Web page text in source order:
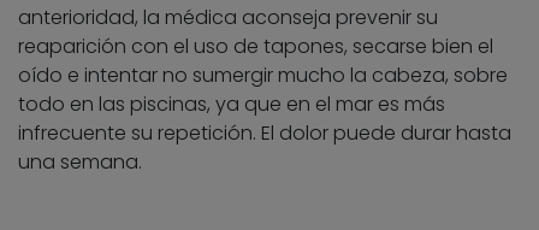
anterioridad, la médica aconseja prevenir su
reaparición con el uso de tapones, secarse bien el
oído e intentar no sumergir mucho la cabeza, sobre
todo en las piscinas, ya que en el mar es más
infrecuente su repetición. El dolor puede durar hasta
una semana.